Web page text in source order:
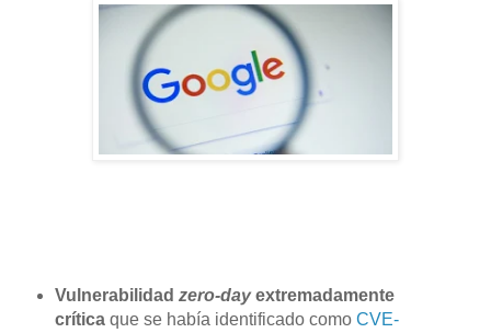
Vulnerabilidad zero-dayextremadamente
críticaque se había identificado como CVE-